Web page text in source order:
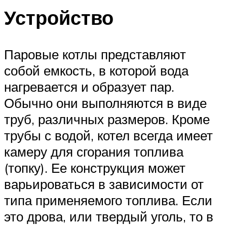
Устройство
Паровые котлы представляют
собой емкость, в которой вода
нагревается и образует пар.
Обычно они выполняются в виде
труб, различных размеров. Кроме
трубы с водой, котел всегда имеет
камеру для сгорания топлива
(топку). Ее конструкция может
варьироваться в зависимости от
типа применяемого топлива. Если
это дрова, или твердый уголь, то в